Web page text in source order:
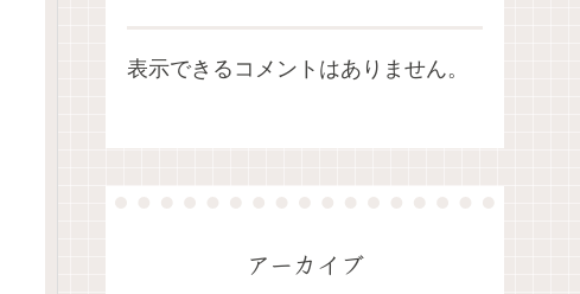
表示できるコメントはありません。
アーカイブ